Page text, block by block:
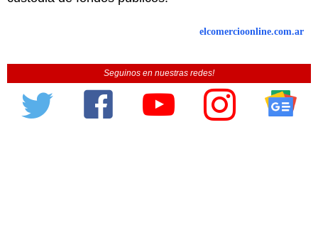
elcomercioonline.com.ar
Seguinos en nuestras redes!